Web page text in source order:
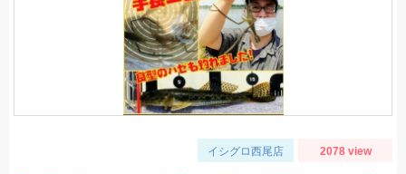
イシグロ西尾店 2078 view